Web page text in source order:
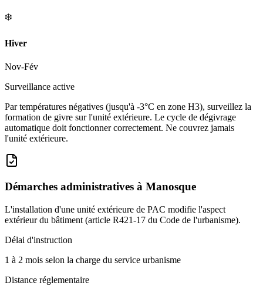
❄️
Hiver
Nov-Fév
Surveillance active
Par températures négatives (jusqu'à -3°C en zone H3), surveillez la
formation de givre sur l'unité extérieure. Le cycle de dégivrage
automatique doit fonctionner correctement. Ne couvrez jamais
l'unité extérieure.
Démarches administratives à Manosque
L'installation d'une unité extérieure de PAC modifie l'aspect
extérieur du bâtiment (article R421-17 du Code de l'urbanisme).
Délai d'instruction
1 à 2 mois selon la charge du service urbanisme
Distance réglementaire